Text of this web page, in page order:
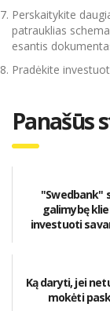
Perskaitykite
patrauklias
esantis
Pradėkite
Panašūs
"Swedbank"
galimybę
investuoti
Ką daryti, jei
mokėti